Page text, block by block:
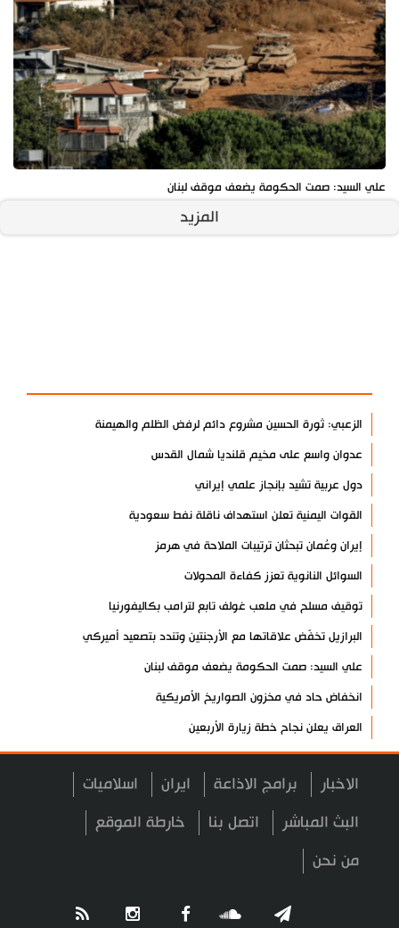
علي السيد: صمت الحكومة يضعف موقف لبنان
المزيد
الزعبي: ثورة الحسين مشروع دائم لرفض الظلم والهيمنة
عدوان واسع على مخيم قلنديا شمال القدس
دول عربية تشيد بإنجاز علمي إيراني
القوات اليمنية تعلن استهداف ناقلة نفط سعودية
إيران وعُمان تبحثان ترتيبات الملاحة في هرمز
السوائل النانوية تعزز كفاءة المحولات
توقيف مسلح في ملعب غولف تابع لترامب بكاليفورنيا
البرازيل تخفّض علاقاتها مع الأرجنتين وتندد بتصعيد أميركي
علي السيد: صمت الحكومة يضعف موقف لبنان
انخفاض حاد في مخزون الصواريخ الأمريكية
العراق يعلن نجاح خطة زيارة الأربعين
رضائي: إيران جاهزة للدفاع عن سيادتها
رئيس بلدية طهران يلتقي مع متولي العتبة الحسينية ومحافظ كربلاء
تقرير مصور.. مراسم عزاء الأربعين بجوار مكان استشهاد الإمام
فريق طبي إيراني ينقذ حياة طفل عراقي بأعجوبة+ فيديو
الشيخ قاسم: المقاومة مستمرة ما دام الاحتلال موجودا
الاخبار برامج الاذاعة ايران اسلاميات
البث المباشر اتصل بنا خارطة الموقع
من نحن